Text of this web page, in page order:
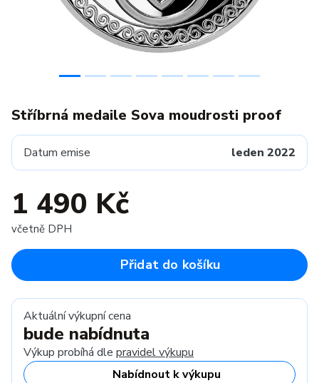
Stříbrná medaile Sova moudrosti proof
Datum emise leden 2022
1 490 Kč
včetně DPH
Přidat do košíku
Aktuální výkupní cena
bude nabídnuta
Výkup probíhá dle pravidel výkupu
Nabídnout k výkupu